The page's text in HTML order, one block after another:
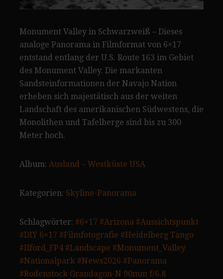
Monument Valley in Schwarzweiß – Dieses
analoge Panorama in Filmformat von 6×17
entstand entlang der U.S. Route 163 im Gebiet
des Monument Valley. Die markanten
Sandsteinformationen der Navajo Nation
erheben sich majestätisch aus der weiten
Landschaft des amerikanischen Südwestens, die
Monolithen und Tafelberge sind bis zu 300
Meter hoch.
Album: Ausland – Westküste USA
Kategorien: Skyline-Panorama
Schlagwörter: #6×17 #Arizona #Aussichtspunkt
#DIY 6×17 #Filmfotografie #Heidelberg Tango
#Ilford_FP4 #Landscape #Monument_Valley
#Nationalpark #News2026 #Panorama
#Rodenstock Grandagon-N 90mm f/6.8